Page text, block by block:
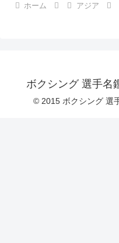
ホーム アジア
ボクシング 選手
© 2015 ボクシング 選